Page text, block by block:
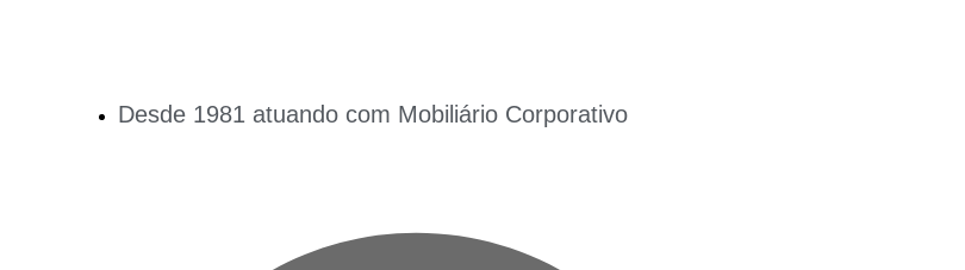
Desde 1981 atuando com Mobiliário Corporativo